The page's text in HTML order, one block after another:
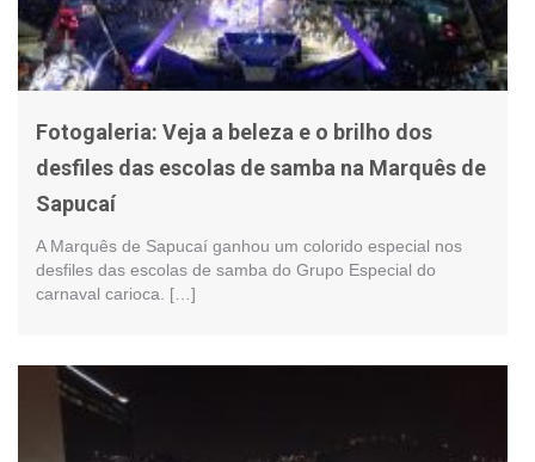
Fotogaleria: Veja a beleza e o brilho dos
desfiles das escolas de samba na Marquês de
Sapucaí
A Marquês de Sapucaí ganhou um colorido especial nos
desfiles das escolas de samba do Grupo Especial do
carnaval carioca. […]